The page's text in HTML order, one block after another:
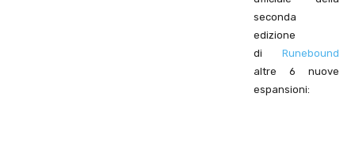
seconda
edizione
di Runebound
altre 6 nuove
espansioni: